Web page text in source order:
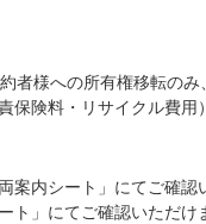
者様への所有権移転のみ
保険料・リサイクル費用
案内シート」にてご確認
ト」にてご確認いただけ